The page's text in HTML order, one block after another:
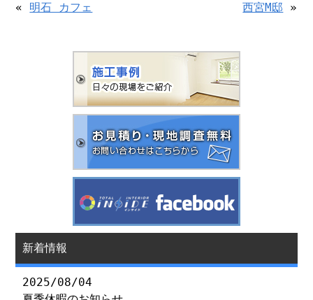
« 明石 カフェ 西宮M邸 »
新着情報
2025/08/04